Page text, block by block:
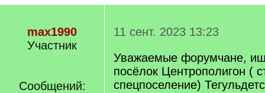
max1990
Участник
Сообщений:
11 сент. 2023 13:23
Уважаемые форумчане,
посёлок Центрополигон (
спецпоселение)